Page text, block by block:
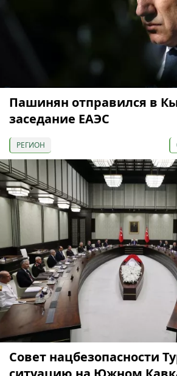
Пашинян отправился в
заседание ЕАЭС
РЕГИОН
Совет нацбезопасности